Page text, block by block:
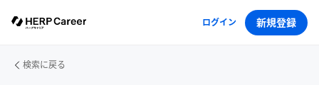
ログイン 新規登録
検索に戻る